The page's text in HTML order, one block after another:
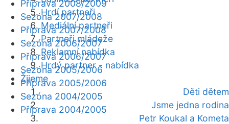
Hrdí partneři
Mediální partneři
Partneři mládeže
Reklamní nabídka
Hrdý partner - nabídka
Žijeme
Děti dětem
Jsme jedna rodina
Petr Koukal a Kometa
Příprava 2008/2009
Sezóna 2007/2008
Příprava 2007/2008
Sezóna 2006/2007
Příprava 2006/2007
Sezóna 2005/2006
Příprava 2005/2006
Sezóna 2004/2005
Příprava 2004/2005